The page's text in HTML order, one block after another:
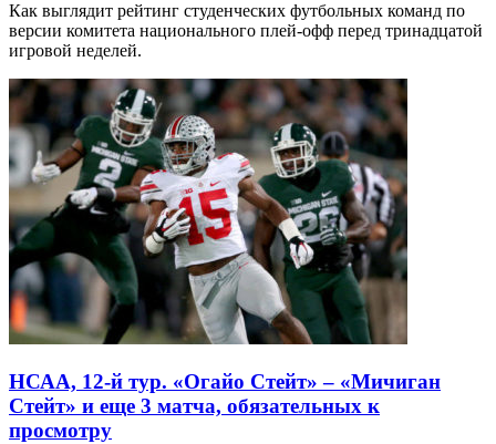
Как выглядит рейтинг студенческих футбольных команд по
версии комитета национального плей-офф перед тринадцатой
игровой неделей.
НСАА, 12-й тур. «Огайо Стейт» – «Мичиган
Стейт» и еще 3 матча, обязательных к
просмотру